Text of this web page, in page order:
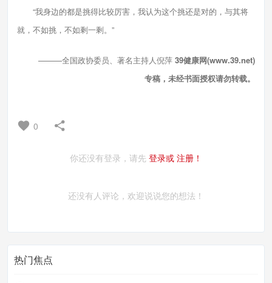
“我身边的都是挑得比较厉害，我认为这个挑还是对的，与其将
就，不如挑，不如剩一剩。”
———全国政协委员、著名主持人倪萍 39健康网(www.39.net)
专稿，未经书面授权请勿转载。
0
你还没有登录，请先 登录或 注册！
还没有人评论，欢迎说说您的想法！
热门焦点